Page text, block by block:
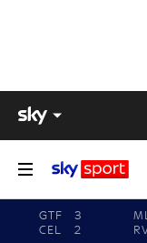
GTF
3
CEL
2